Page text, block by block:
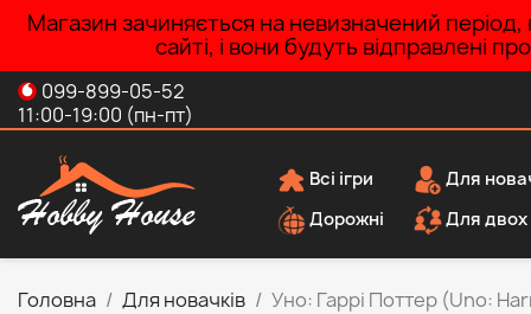
Магазин зачиняється на невизначений
сайті, і вони будуть відправлені
099-899-05-52
11:00-19:00 (пн-пт)
Всі ігри
Для
Дорожні
Для двох
Головна Для новачків Уно: Гаррі Поттер (Uno: